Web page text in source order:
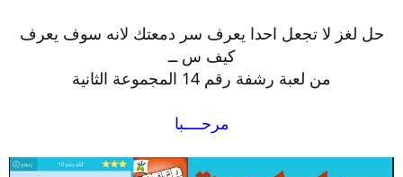
حل لغز لا تجعل احدا يعرف سر دمعتك لانه سوف يعرف
كيف س ــ
من لعبة رشفة رقم 14 المجموعة الثانية
مرحــــبا